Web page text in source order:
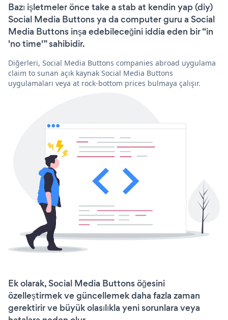
Bazı işletmeler önce take a stab at kendin yap (diy)
Social Media Buttons ya da computer guru a Social
Media Buttons inşa edebileceğini iddia eden bir “in
'no time'” sahibidir.
Diğerleri, Social Media Buttons companies abroad uygulama
claim to sunan açık kaynak Social Media Buttons
uygulamaları veya at rock-bottom prices bulmaya çalışır.
Ek olarak, Social Media Buttons öğesini
özelleştirmek ve güncellemek daha fazla zaman
gerektirir ve büyük olasılıkla yeni sorunlara veya